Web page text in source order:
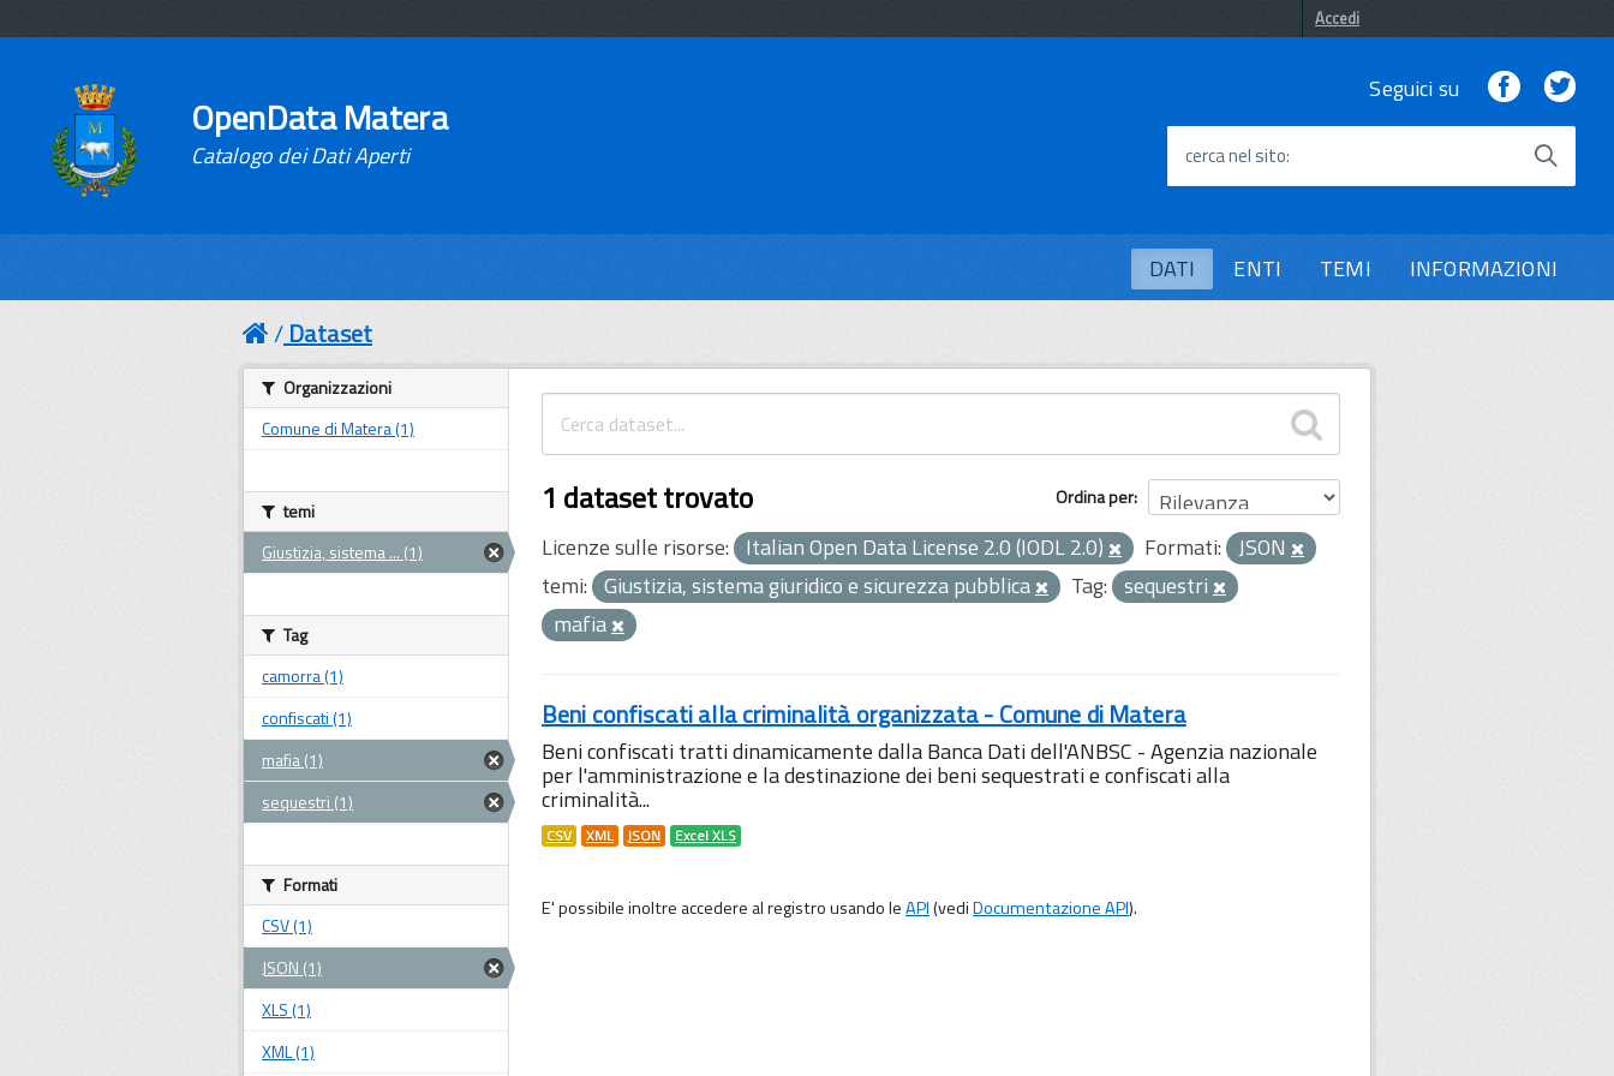
Accedi
OpenData Matera
Catalogo dei Dati Aperti
Seguici su Facebook
cerca nel sito
DATI ENTI TEMI INFORMAZIONI
Dataset
Ordina per
1 dataset trovato
Licenze sulle risorse: Italian Open Data License 2.0 (IODL 2.0) Formati: JSON
temi: Giustizia, sistema giuridico e sicurezza pubblica Tag: sequestri
mafia
Beni confiscati alla criminalità organizzata - Comune di Matera
Beni confiscati tratti dinamicamente dalla Banca Dati dell'ANBSC - Agenzia nazionale
per l'amministrazione e la destinazione dei beni sequestrati e confiscati alla
criminalità...
CSV XML JSON Excel XLS
E' possibile inoltre accedere al registro usando leAPI(vediDocumentazione API).
Organizzazioni
Comune di Matera (1)
temi
Giustizia, sistema ... (1)
Tag
camorra (1)
confiscati (1)
mafia (1)
sequestri (1)
Formati
CSV (1)
JSON (1)
XLS (1)
XML (1)